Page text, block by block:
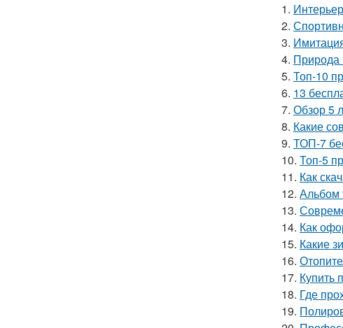
1.
2.
3.
4. Природа
5. Топ-10
6. 13
7. Обзор 5
8. Какие
9. ТОП-7
10. Топ-5
11. Как
12. Альбом
13.
14. Как
15. Какие
16.
17. Купить
18. Где
19.